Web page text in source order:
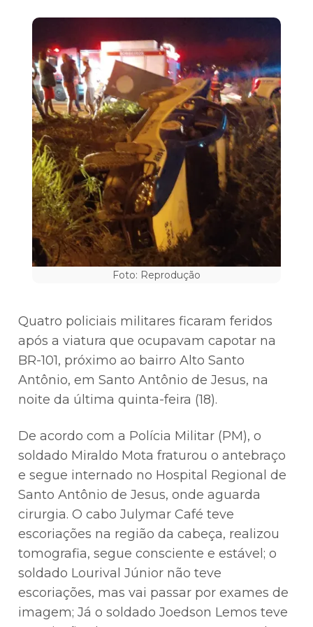
Foto: Reprodução
Quatro policiais militares ficaram feridos
após a viatura que ocupavam capotar na
BR-101, próximo ao bairro Alto Santo
Antônio, em Santo Antônio de Jesus, na
noite da última quinta-feira (18).
De acordo com a Polícia Militar (PM), o
soldado Miraldo Mota fraturou o antebraço
e segue internado no Hospital Regional de
Santo Antônio de Jesus, onde aguarda
cirurgia. O cabo Julymar Café teve
escoriações na região da cabeça, realizou
tomografia, segue consciente e estável; o
soldado Lourival Júnior não teve
escoriações, mas vai passar por exames de
imagem; Já o soldado Joedson Lemos teve